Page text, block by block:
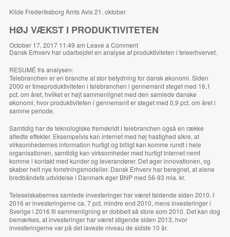
Kilde Frederiksborg Amts Avis 21. oktober
HØJ VÆKST I PRODUKTIVITETEN
October 17, 2017 11:49 am Leave a Comment
Dansk Erhverv har udarbejdet en analyse af produktiviteten i teleerhvervet.
RESUMÉ fra analysen:
Telebranchen er en branche af stor betydning for dansk økonomi. Siden
2000 er timeproduktiviteten i telebranchen i gennemsnit steget med 16,1
pct. om året, hvilket er højt sammenlignet med den samlede danske
økonomi, hvor produktiviteten i gennemsnit er steget med 0,9 pct. om året i
samme periode.
Samtidig har de teknologiske fremskridt i telebranchen også en række
afledte effekter. Eksempelvis kan internet med høj hastighed sikre, at
virksomhedernes information hurtigt og billigt kan komme rundt i hele
organisationen, samtidig kan virksomheder med hurtigt internet nemt
komme i kontakt med kunder og leverandører. Det øger innovationen, og
skaber helt nye forretningsmodeller. Dansk Erhverv har beregnet, at alene
bredbåndets udvidelse i Danmark øger BNP med 56-93 mia. kr.
Teleselskabernes samlede investeringer har været faldende siden 2010. I
2016 er investeringerne ca. 7 pct. mindre end 2010, mens investeringer i
Sverige i 2016 til sammenligning er dobbelt så store som 2010. Det kan dog
bemærkes, at investeringer har været stigende siden 2013, hvor
investeringerne var på det laveste niveau de sidste 10 år.